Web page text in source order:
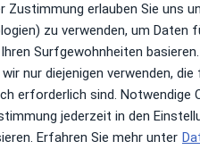
Zustimmung erlauben Sie uns
zu verwenden, um
Surfgewohnheiten
nur diejenigen verwenden,
erforderlich sind. Notwendige
jederzeit in den
Erfahren Sie mehr unter